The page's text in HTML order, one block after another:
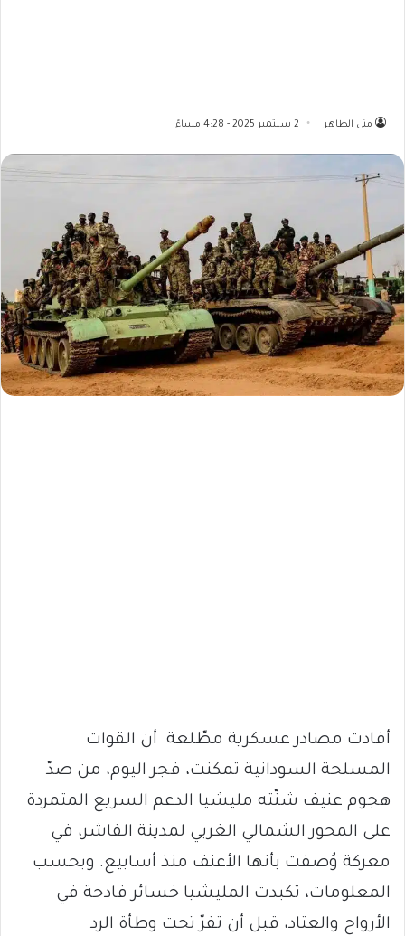
منى الطاهر 2 سبتمبر 2025 - 4:28 مساءً
أفادت مصادر عسكرية مطّلعة أن القوات
المسلحة السودانية تمكنت، فجر اليوم، من صدّ
هجوم عنيف شنّته مليشيا الدعم السريع المتمردة
على المحور الشمالي الغربي لمدينة الفاشر، في
معركة وُصفت بأنها الأعنف منذ أسابيع. وبحسب
المعلومات، تكبدت المليشيا خسائر فادحة في
الأرواح والعتاد، قبل أن تفرّ تحت وطأة الرد